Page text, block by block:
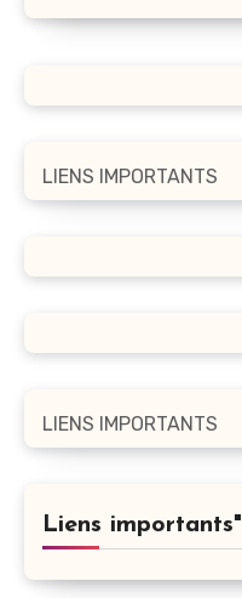
LIENS IMPORTANTS
LIENS IMPORTANTS
Liens importants"